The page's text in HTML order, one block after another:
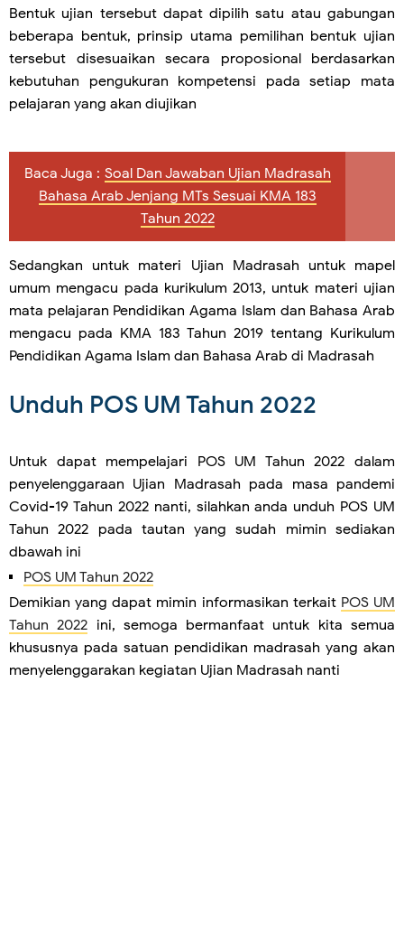
Bentuk ujian tersebut dapat dipilih satu atau gabungan
beberapa bentuk, prinsip utama pemilihan bentuk ujian
tersebut disesuaikan secara proposional berdasarkan
kebutuhan pengukuran kompetensi pada setiap mata
pelajaran yang akan diujikan
Baca Juga : Soal Dan Jawaban Ujian Madrasah
Bahasa Arab Jenjang MTs Sesuai KMA 183
Tahun 2022
Sedangkan untuk materi Ujian Madrasah untuk mapel
umum mengacu pada kurikulum 2013, untuk materi ujian
mata pelajaran Pendidikan Agama Islam dan Bahasa Arab
mengacu pada KMA 183 Tahun 2019 tentang Kurikulum
Pendidikan Agama Islam dan Bahasa Arab di Madrasah
Unduh POS UM Tahun 2022
Untuk dapat mempelajari POS UM Tahun 2022 dalam
penyelenggaraan Ujian Madrasah pada masa pandemi
Covid-19 Tahun 2022 nanti, silahkan anda unduh POS UM
Tahun 2022 pada tautan yang sudah mimin sediakan
dbawah ini
POS UM Tahun 2022
Demikian yang dapat mimin informasikan terkait POS UM
Tahun 2022 ini, semoga bermanfaat untuk kita semua
khususnya pada satuan pendidikan madrasah yang akan
menyelenggarakan kegiatan Ujian Madrasah nanti